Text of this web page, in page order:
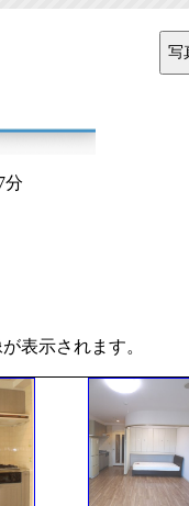
分
表示されます。